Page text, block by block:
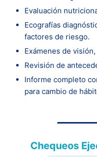
Evaluación
Ecografías
factores de riesgo.
Exámenes de
Revisión de
Informe completo
para cambio de
Chequeos